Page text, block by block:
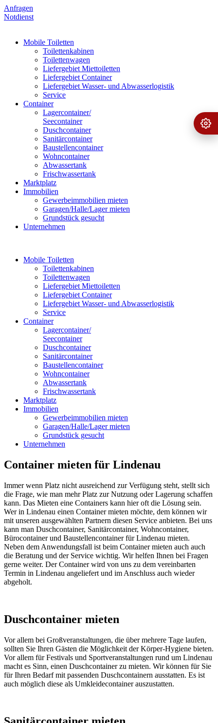
Anfragen
Notdienst
Mobile Toiletten
Toilettenkabinen
Toilettenwagen
Liefergebiet Miettoiletten
Liefergebiet Container
Liefergebiet Wasser- und Abwasserlogistik
Service
Container
Lagercontainer/
Seecontainer
Duschcontainer
Sanitärcontainer
Baustellencontainer
Wohncontainer
Abwassertank
Frischwassertank
Marktplatz
Immobilien
Gewerbeimmobilien mieten
Garagen/Halle/Lager mieten
Grundstück gesucht
Unternehmen
Mobile Toiletten
Toilettenkabinen
Toilettenwagen
Liefergebiet Miettoiletten
Liefergebiet Container
Liefergebiet Wasser- und Abwasserlogistik
Service
Container
Lagercontainer/
Seecontainer
Duschcontainer
Sanitärcontainer
Baustellencontainer
Wohncontainer
Abwassertank
Frischwassertank
Marktplatz
Immobilien
Gewerbeimmobilien mieten
Garagen/Halle/Lager mieten
Grundstück gesucht
Unternehmen
Container mieten für Lindenau
Immer wenn Platz nicht ausreichend zur Verfügung steht, stellt sich
die Frage, wie man mehr Platz zur Nutzung oder Lagerung schaffen
kann. Das Mieten eine Containers kann hier oft die Lösung sein.
Wer in Lindenau einen Container mieten möchte, dem können wir
mit unseren ausgewählten Partnern diesen Service anbieten. Bei uns
kann man Duschcontainer, Sanitärcontainer, Wohncontainer,
Bürocontainer und Baustellencontainer für Lindenau mieten.
Neben dem Anwendungsfall ist beim Container mieten auch auch
die Beratung und der Service wichtig. Wir helfen Ihnen bei Fragen
gerne weiter. Der Container wird von uns zu dem vereinbarten
Termin in Lindenau angeliefert und im Anschluss auch wieder
abgeholt.
Duschcontainer mieten
Vor allem bei Großveranstaltungen, die über mehrere Tage laufen,
sollten Sie Ihren Gästen die Möglichkeit der Körper-Hygiene bieten.
Vor allem für Festivals und Sportveranstaltungen rund um Lindenau
macht es Sinn, einen Duschcontainer zu mieten. Wir können für Sie
für Ihren Bedarf mit passenden Duschcontainern ausstatten. Es ist
auch möglich diese als Umkleidecontainer auszustatten.
›